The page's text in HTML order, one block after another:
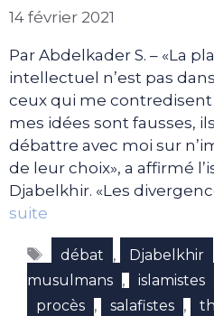
14 février 2021
Par Abdelkader S. – «La
intellectuel n’est pas
ceux qui me
mes idées sont fausses,
débattre avec moi sur
de leur choix», a affirmé
Djabelkhir. «Les
suite
Étiquettes
débat , Djabelkhir
musulmans , islamistes
procès , salafistes ,